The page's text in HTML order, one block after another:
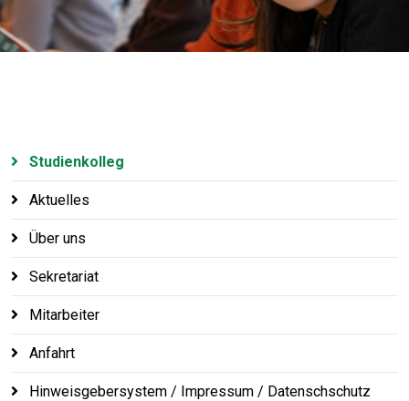
Studienkolleg
Aktuelles
Über uns
Sekretariat
Mitarbeiter
Anfahrt
Hinweisgebersystem / Impressum / Datenschschutz